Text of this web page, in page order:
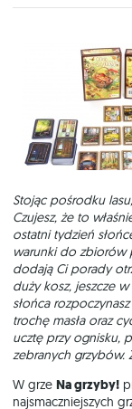
Stojąc pośrodku
Czujesz, że to
ostatni tydzień
warunki do zbiorów
dodają Ci porady
duży kosz, jeszcze
słońca
trochę masła oraz
ucztę przy ognisku,
zebranych grzybów.
W grze Na grzyby!
najsmaczniejszych